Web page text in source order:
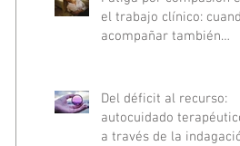
el trabajo clínico: cuando
acompañar también
Del déficit al recurso:
autocuidado
a través de la